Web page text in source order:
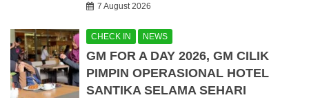
7 August 2026
CHECK IN NEWS
GM FOR A DAY 2026, GM CILIK
PIMPIN OPERASIONAL HOTEL
SANTIKA SELAMA SEHARI